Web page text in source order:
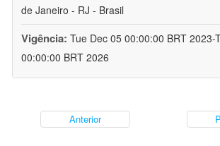
de Janeiro - RJ - Brasil
Vigência: Tue Dec 05 00:00:00 BRT 2023-
00:00:00 BRT 2026
Anterior